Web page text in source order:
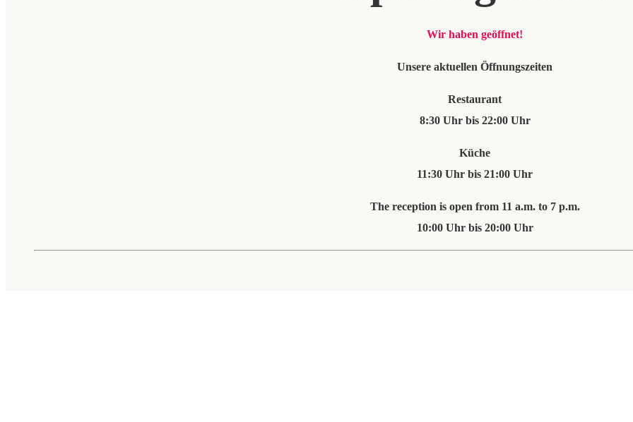
Wir haben geöffnet!
Unsere aktuellen Öffnungszeiten
Restaurant
8:30 Uhr bis 22:00 Uhr
Küche
11:30 Uhr bis 21:00 Uhr
The reception is open from 11 a.m. to 7 p.m.
10:00 Uhr bis 20:00 Uhr